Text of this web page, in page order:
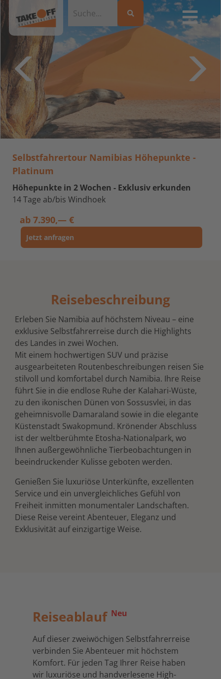
Selbstfahrertour Namibias Höhepunkte -
Platinum
Höhepunkte in 2 Wochen - Exklusiv erkunden
14 Tage ab/bis Windhoek
ab 7.390,— €
Jetzt anfragen
Reisebeschreibung
Erleben Sie Namibia auf höchstem Niveau – eine
exklusive Selbstfahrerreise durch die Highlights
des Landes in zwei Wochen.
Mit einem hochwertigen SUV und präzise
ausgearbeiteten Routenbeschreibungen reisen Sie
stilvoll und komfortabel durch Namibia. Ihre Reise
führt Sie in die endlose Ruhe der Kalahari-Wüste,
zu den ikonischen Dünen von Sossusvlei, in das
geheimnisvolle Damaraland sowie in die elegante
Küstenstadt Swakopmund. Krönender Abschluss
ist der weltberühmte Etosha-Nationalpark, wo
Ihnen außergewöhnliche Tierbeobachtungen in
beeindruckender Kulisse geboten werden.
Genießen Sie luxuriöse Unterkünfte, exzellenten
Service und ein unvergleichliches Gefühl von
Freiheit inmitten monumentaler Landschaften.
Diese Reise vereint Abenteuer, Eleganz und
Exklusivität auf einzigartige Weise.
Reiseablauf Neu
Auf dieser zweiwöchigen Selbstfahrerreise
verbinden Sie Abenteuer mit höchstem
Komfort. Für jeden Tag Ihrer Reise haben
wir luxuriöse und handverlesene High-